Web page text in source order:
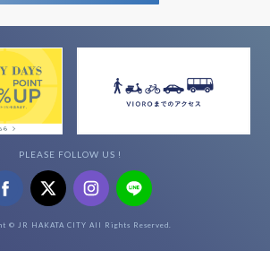
PLEASE FOLLOW US !
© JR HAKATA CITY All Rights Reserved.